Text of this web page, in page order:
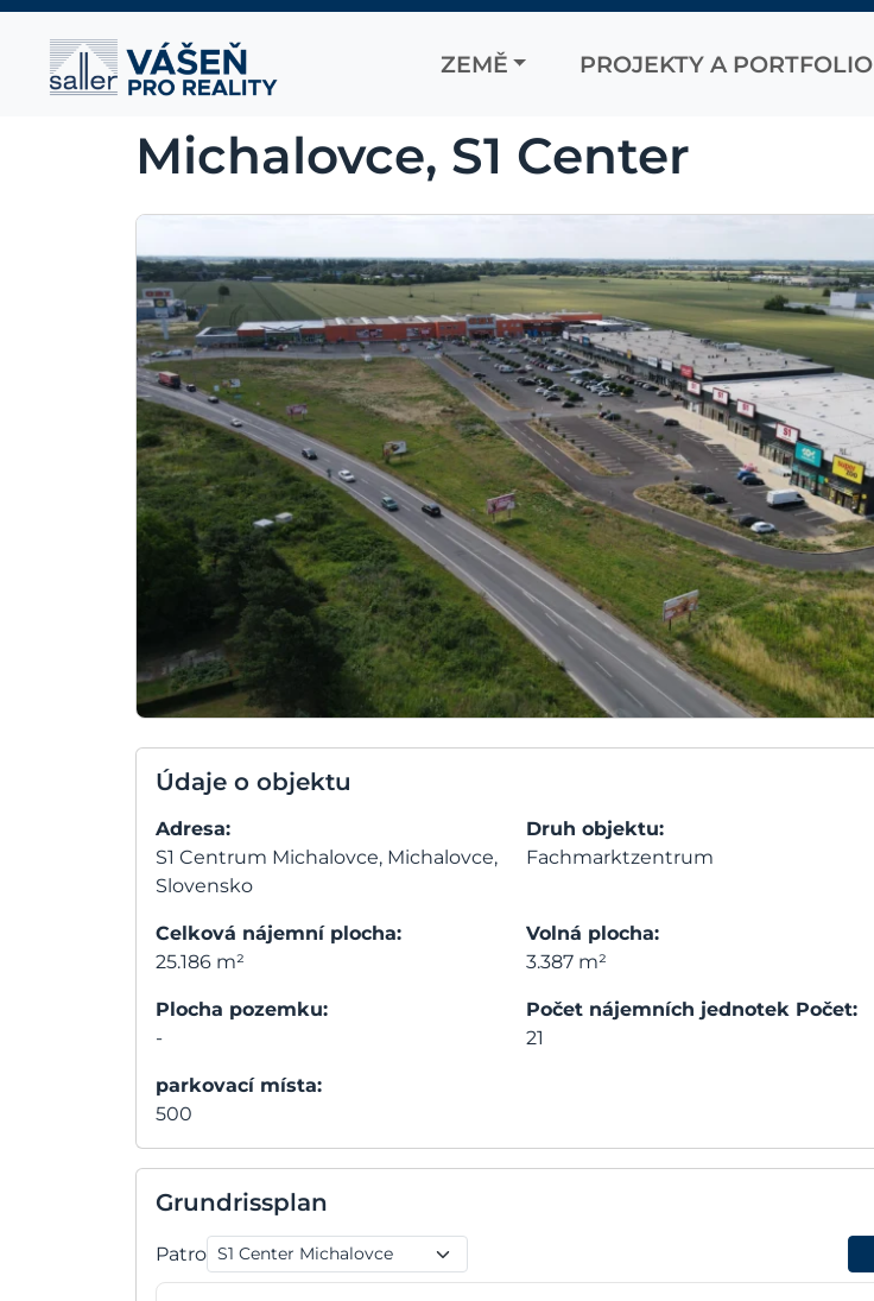
Přejít na obsah
Hlavní navigace ZEMĚ PROJEKTY A PORTFOLIO
Michalovce, S1 Center
Údaje o objektu
Adresa:
S1 Centrum Michalovce, Michalovce,
Slovensko
Druh objektu:
Fachmarktzentrum
Celková nájemní plocha:
25.186 m²
Volná plocha:
3.387 m²
Plocha pozemku:
-
Počet nájemních jednotek Počet:
21
parkovací místa:
500
Grundrissplan
Patro